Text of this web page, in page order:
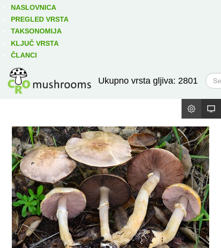
NASLOVNICA
PREGLED VRSTA
TAKSONOMIJA
KLJUČ VRSTA
ČLANCI
Ukupno vrsta gljiva: 2801
T
r
ž
Izravno podređene niže takse: